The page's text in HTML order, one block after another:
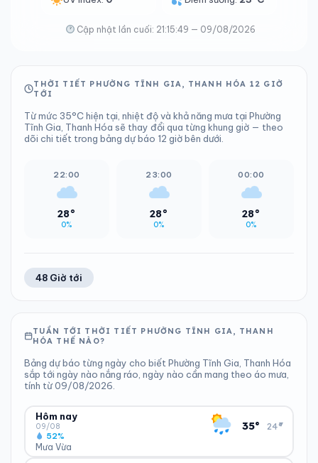
Cập nhật lần cuối: 21:15:49 — 09/08/2026
THỜI TIẾT PHƯỜNG TĨNH GIA, THANH HÓA 12 GIỜ
TỚI
Từ mức 35°C hiện tại, nhiệt độ và khả năng mưa tại Phường
Tĩnh Gia, Thanh Hóa sẽ thay đổi qua từng khung giờ — theo
dõi chi tiết trong bảng dự báo 12 giờ bên dưới.
22:00
28°
0%
23:00
28°
0%
00:00
28°
0%
48 Giờ tới
TUẦN TỚI THỜI TIẾT PHƯỜNG TĨNH GIA, THANH
HÓA THẾ NÀO?
Bảng dự báo từng ngày cho biết Phường Tĩnh Gia, Thanh Hóa
sắp tới ngày nào nắng ráo, ngày nào cần mang theo áo mưa,
tính từ 09/08/2026.
Hôm nay
09/08
Mưa Vừa
52%
35° 24°
▾